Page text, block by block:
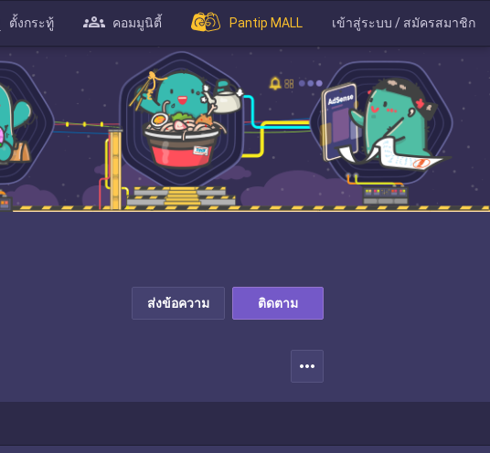
ตั้งกระทู้ คอมมูนิตี้ Pantip MALL เข้าสู่ระบบ / สมัครสมาชิก
ส่งข้อความ ติดตาม
more_horiz